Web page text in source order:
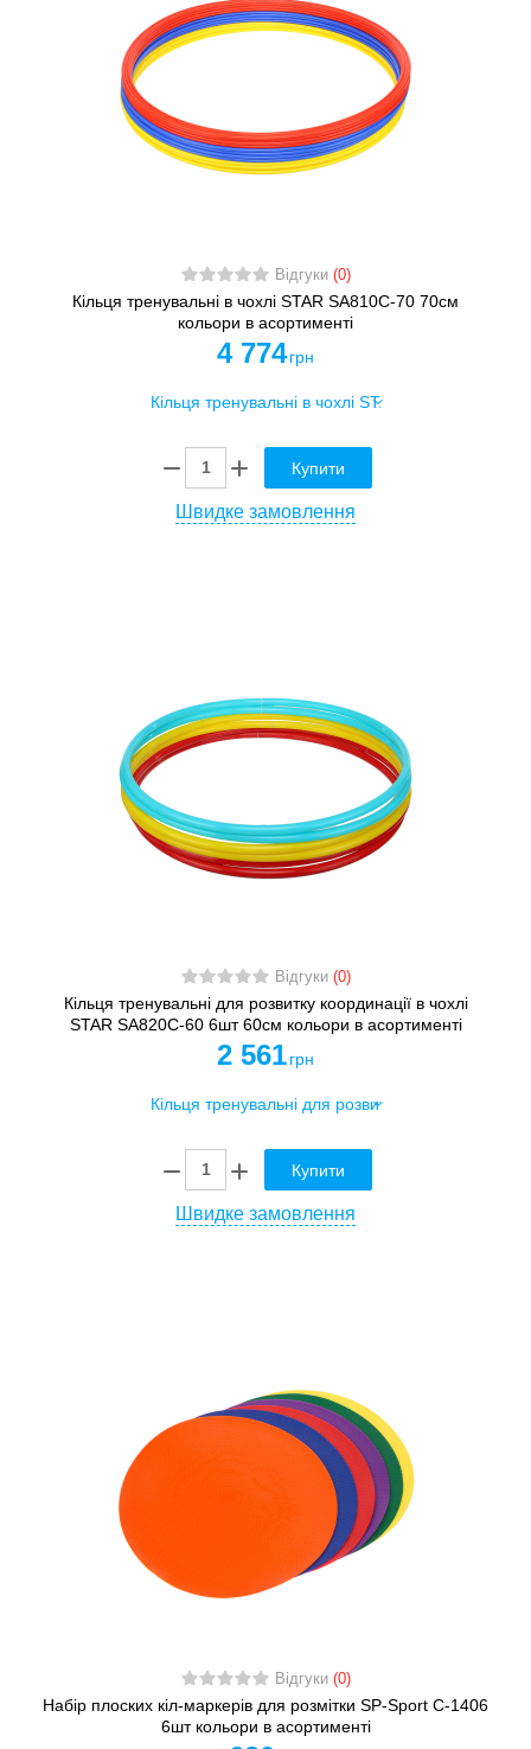
Відгуки (0)
Кільця тренувальні в чохлі STAR SA810C-70 70см
кольори в асортименті
4 774 грн
Купити
Швидке замовлення
Відгуки (0)
Кільця тренувальні для розвитку координації в чохлі
STAR SA820C-60 6шт 60см кольори в асортименті
2 561 грн
Купити
Швидке замовлення
Відгуки (0)
Набір плоских кіл-маркерів для розмітки SP-Sport C-1406
6шт кольори в асортименті